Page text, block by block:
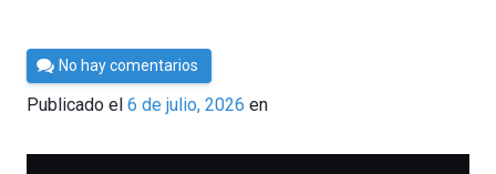
Por
César
Tomé
No hay comentarios
Publicado el 6 de julio, 2026 en